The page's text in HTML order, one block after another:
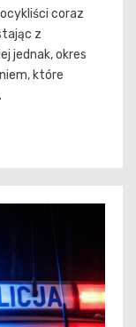
coraz
z
jednak, okres
które